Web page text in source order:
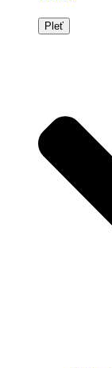
Pleť